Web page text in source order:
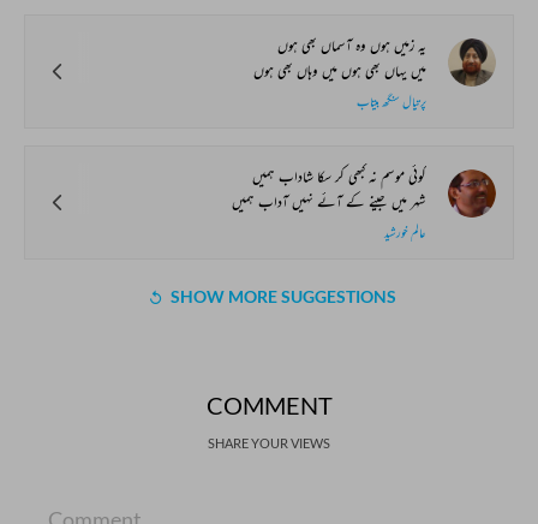
یہ زمیں ہوں وہ آسماں بھی ہوں
میں یہاں بھی ہوں میں وہاں بھی ہوں
پرتپال سنگھ بیتاب
کوئی موسم نہ کبھی کر سکا شاداب ہمیں
شہر میں جینے کے آئے نہیں آداب ہمیں
عالم خورشید
SHOW MORE SUGGESTIONS
COMMENT
SHARE YOUR VIEWS